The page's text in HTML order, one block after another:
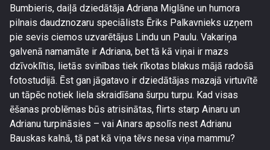
Bumbieris, daiļā dziedātāja Adriana Miglāne un humora
pilnais daudznozaru speciālists Ēriks Palkavnieks uzņem
pie sevis ciemos uzvarētājus Lindu un Paulu. Vakariņa
galvenā namamāte ir Adriana, bet tā kā viņai ir mazs
dzīvoklītis, lietās svinības tiek rīkotas blakus mājā radošā
fotostudijā. Ēst gan jāgatavo ir dziedātājas mazajā virtuvītē
un tāpēc notiek liela skraidīšana šurpu turpu. Kad visas
ēšanas problēmas būs atrisinātas, flirts starp Ainaru un
Adrianu turpināsies – vai Ainars apsolīs nest Adrianu
Bauskas kalnā, tā pat kā viņa tēvs nesa viņa mammu?